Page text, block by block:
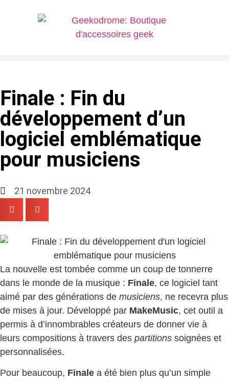
Finale : Fin du
développement d’un
logiciel emblématique
pour musiciens
21 novembre 2024
La nouvelle est tombée comme un coup de tonnerre
dans le monde de la musique : Finale, ce logiciel tant
aimé par des générations de musiciens, ne recevra plus
de mises à jour. Développé par MakeMusic, cet outil a
permis à d’innombrables créateurs de donner vie à
leurs compositions à travers des partitions soignées et
personnalisées.
Pour beaucoup, Finale a été bien plus qu’un simple